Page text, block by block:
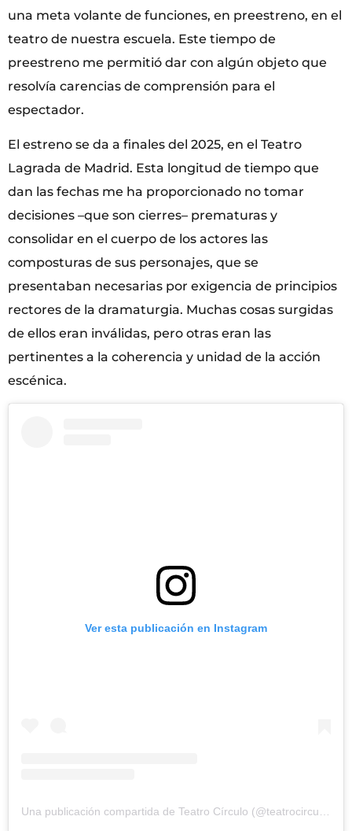
una meta volante de funciones, en preestreno, en el
teatro de nuestra escuela. Este tiempo de
preestreno me permitió dar con algún objeto que
resolvía carencias de comprensión para el
espectador.
El estreno se da a finales del 2025, en el Teatro
Lagrada de Madrid. Esta longitud de tiempo que
dan las fechas me ha proporcionado no tomar
decisiones –que son cierres– prematuras y
consolidar en el cuerpo de los actores las
composturas de sus personajes, que se
presentaban necesarias por exigencia de principios
rectores de la dramaturgia. Muchas cosas surgidas
de ellos eran inválidas, pero otras eran las
pertinentes a la coherencia y unidad de la acción
escénica.
Ver esta publicación en Instagram